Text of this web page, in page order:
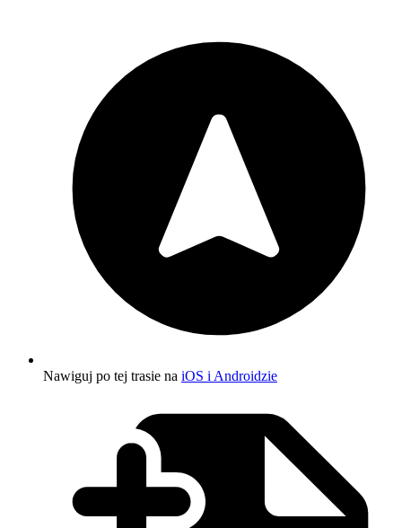
Nawiguj po tej trasie na iOS i Androidzie